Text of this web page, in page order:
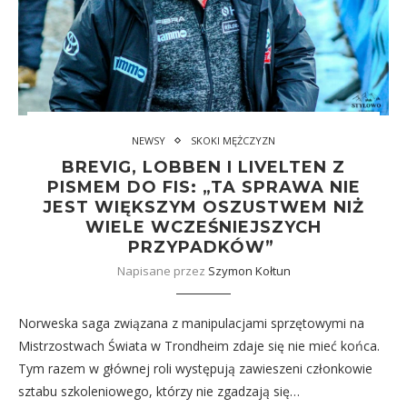
NEWSY SKOKI MĘŻCZYZN
BREVIG, LOBBEN I LIVELTEN Z
PISMEM DO FIS: „TA SPRAWA NIE
JEST WIĘKSZYM OSZUSTWEM NIŻ
WIELE WCZEŚNIEJSZYCH
PRZYPADKÓW”
Napisane przez Szymon Kołtun
Norweska saga związana z manipulacjami sprzętowymi na
Mistrzostwach Świata w Trondheim zdaje się nie mieć końca.
Tym razem w głównej roli występują zawieszeni członkowie
sztabu szkoleniowego, którzy nie zgadzają się…